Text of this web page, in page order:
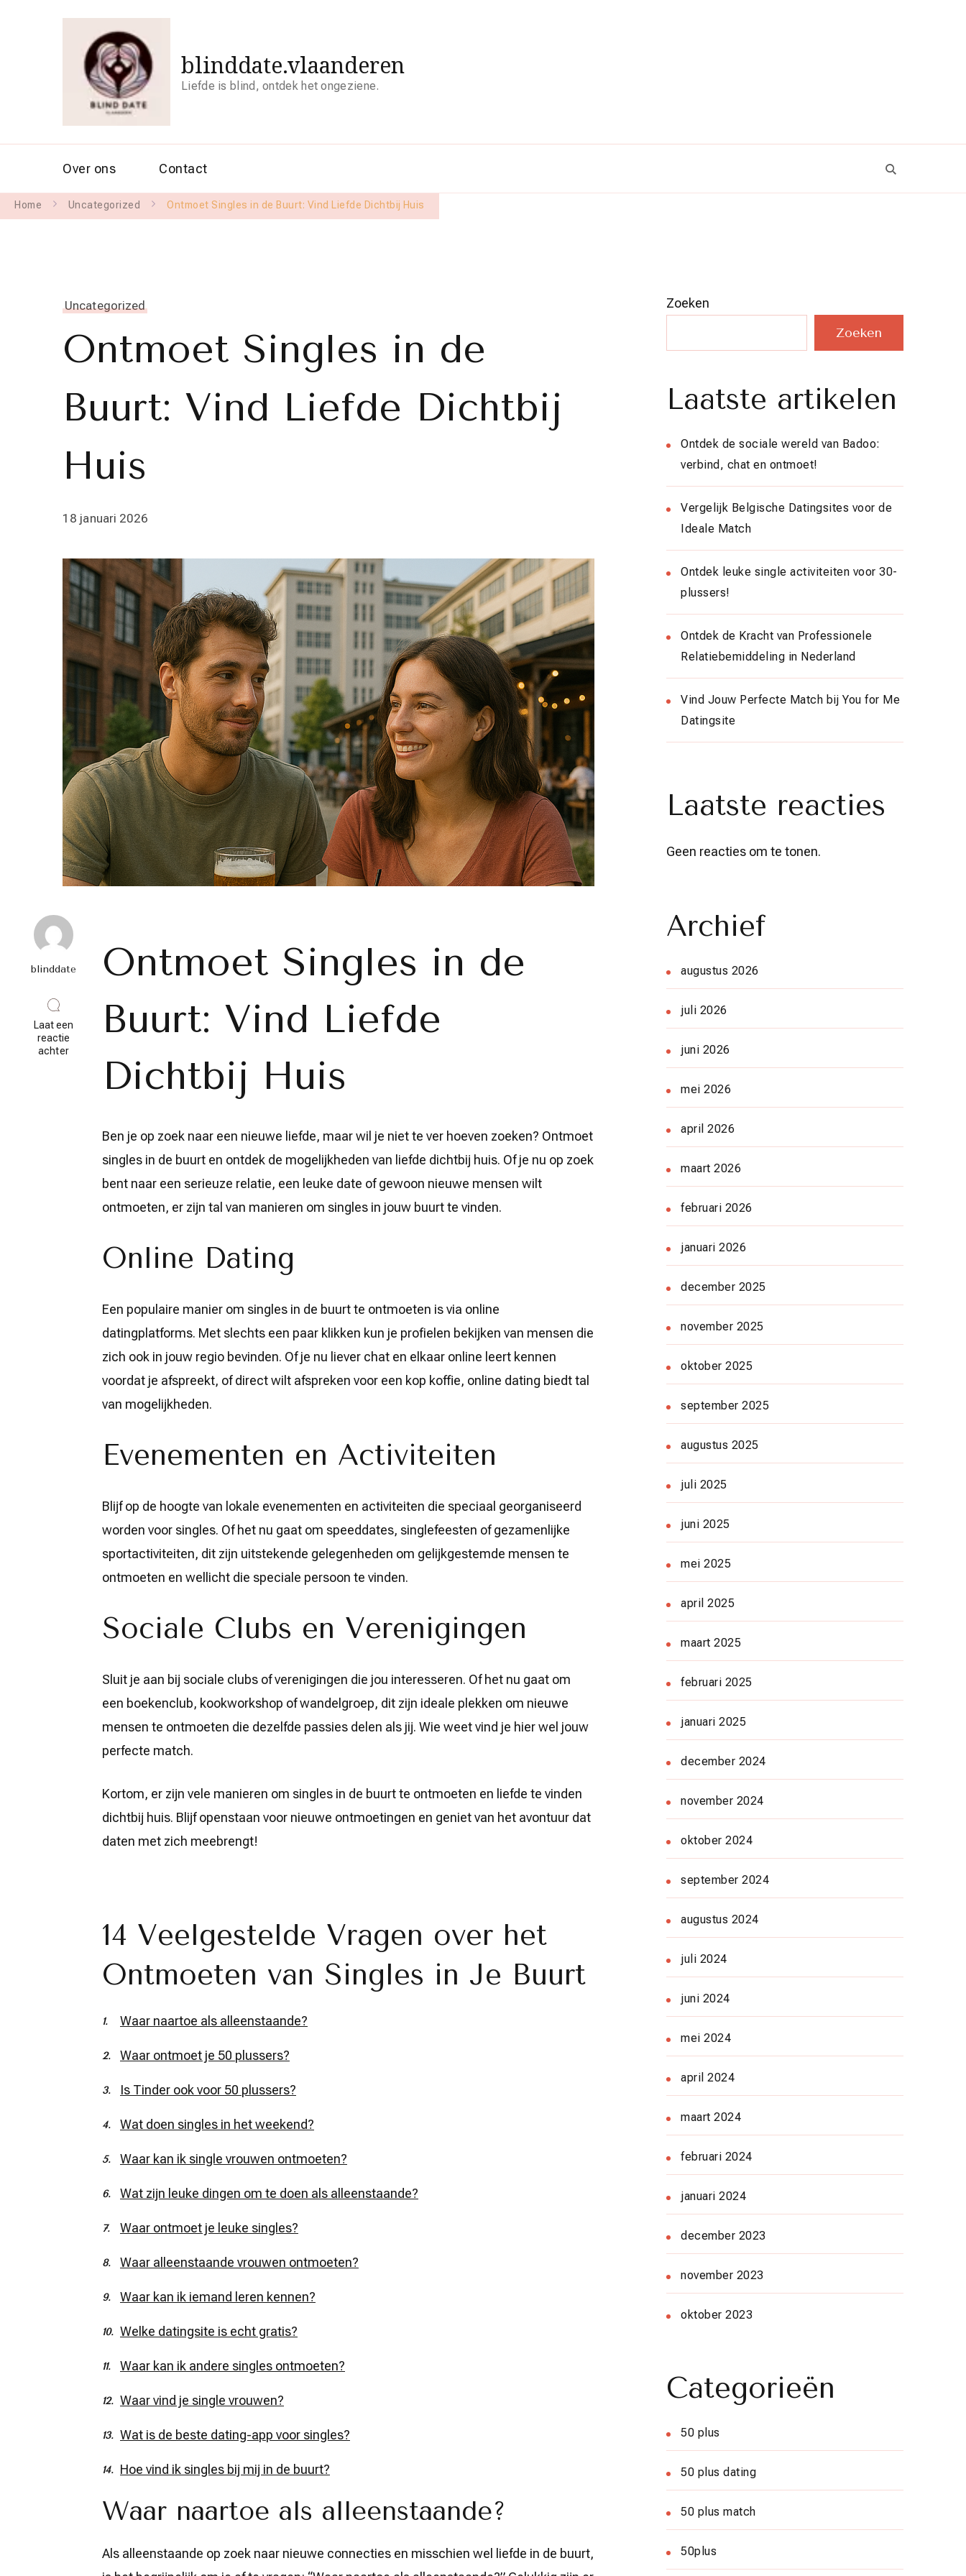
blinddate.vlaanderen
Liefde is blind, ontdek het ongeziene.
Over ons Contact
Home Uncategorized Ontmoet Singles in de Buurt: Vind Liefde Dichtbij Huis
Uncategorized
Ontmoet Singles in de
Buurt: Vind Liefde Dichtbij
Huis
18 januari 2026
blinddate
Laat een
reactie
achterop
Ontmoet
Ontmoet Singles in de
Buurt: Vind Liefde
Dichtbij Huis
Ben je op zoek naar een nieuwe liefde, maar wil je niet te ver hoeven zoeken? Ontmoet
singles in de buurt en ontdek de mogelijkheden van liefde dichtbij huis. Of je nu op zoek
bent naar een serieuze relatie, een leuke date of gewoon nieuwe mensen wilt
ontmoeten, er zijn tal van manieren om singles in jouw buurt te vinden.
Online Dating
Een populaire manier om singles in de buurt te ontmoeten is via online
datingplatforms. Met slechts een paar klikken kun je profielen bekijken van mensen die
zich ook in jouw regio bevinden. Of je nu liever chat en elkaar online leert kennen
voordat je afspreekt, of direct wilt afspreken voor een kop koffie, online dating biedt tal
van mogelijkheden.
Evenementen en Activiteiten
Blijf op de hoogte van lokale evenementen en activiteiten die speciaal georganiseerd
worden voor singles. Of het nu gaat om speeddates, singlefeesten of gezamenlijke
sportactiviteiten, dit zijn uitstekende gelegenheden om gelijkgestemde mensen te
ontmoeten en wellicht die speciale persoon te vinden.
Sociale Clubs en Verenigingen
Sluit je aan bij sociale clubs of verenigingen die jou interesseren. Of het nu gaat om
een boekenclub, kookworkshop of wandelgroep, dit zijn ideale plekken om nieuwe
mensen te ontmoeten die dezelfde passies delen als jij. Wie weet vind je hier wel jouw
perfecte match.
Kortom, er zijn vele manieren om singles in de buurt te ontmoeten en liefde te vinden
dichtbij huis. Blijf openstaan voor nieuwe ontmoetingen en geniet van het avontuur dat
daten met zich meebrengt!
14 Veelgestelde Vragen over het
Ontmoeten van Singles in Je Buurt
Waar naartoe als alleenstaande?
Waar ontmoet je 50 plussers?
Is Tinder ook voor 50 plussers?
Wat doen singles in het weekend?
Waar kan ik single vrouwen ontmoeten?
Wat zijn leuke dingen om te doen als alleenstaande?
Waar ontmoet je leuke singles?
Waar alleenstaande vrouwen ontmoeten?
Waar kan ik iemand leren kennen?
Welke datingsite is echt gratis?
Waar kan ik andere singles ontmoeten?
Waar vind je single vrouwen?
Wat is de beste dating-app voor singles?
Hoe vind ik singles bij mij in de buurt?
Waar naartoe als alleenstaande?
Als alleenstaande op zoek naar nieuwe connecties en misschien wel liefde in de buurt,
Zoeken
Zoeken
Laatste artikelen
Ontdek de sociale wereld van Badoo:
verbind, chat en ontmoet!
Vergelijk Belgische Datingsites voor de
Ideale Match
Ontdek leuke single activiteiten voor 30-
plussers!
Ontdek de Kracht van Professionele
Relatiebemiddeling in Nederland
Vind Jouw Perfecte Match bij You for Me
Datingsite
Laatste reacties
Geen reacties om te tonen.
Archief
augustus 2026
juli 2026
juni 2026
mei 2026
april 2026
maart 2026
februari 2026
januari 2026
december 2025
november 2025
oktober 2025
september 2025
augustus 2025
juli 2025
juni 2025
mei 2025
april 2025
maart 2025
februari 2025
januari 2025
december 2024
november 2024
oktober 2024
september 2024
augustus 2024
juli 2024
juni 2024
mei 2024
april 2024
maart 2024
februari 2024
januari 2024
december 2023
november 2023
oktober 2023
Categorieën
50 plus
50 plus dating
50 plus match
50plus